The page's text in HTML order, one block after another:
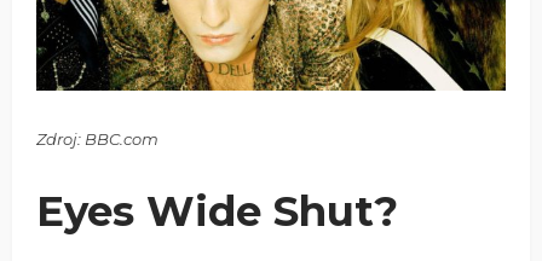
Zdroj: BBC.com
Eyes Wide Shut?